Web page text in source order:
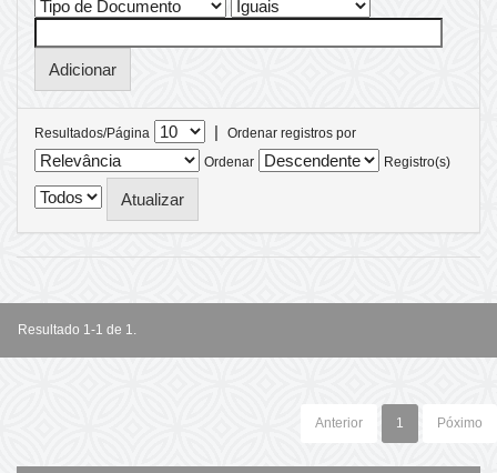
Resultados/Página |
Ordenar registros por
Ordenar
Registro(s)
Resultado 1-1 de 1.
Anterior 1 Póximo